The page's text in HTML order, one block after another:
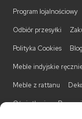
Program lojalnościowy
Odbiór przesyłki
Polityka Cookies Blog
Meble indyjskie
Meble z rattanu
Oświetlenie